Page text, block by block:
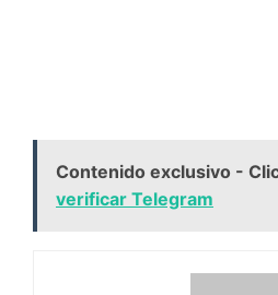
Contenido exclusivo -
verificar Telegram